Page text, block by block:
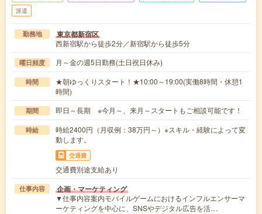
派遣
勤務地 東京都新宿区
西新宿駅から徒歩2分／新宿駅から徒歩5分
曜日頻度 月～金の週5日勤務(土日祝日休み)
時間
★朝ゆっくりスタート！★10:00～19:00(実働8時間・休憩1
時間)
期間 即日～長期 ※今月～、来月～スタートもご相談可能です！
時給
時給2400円（月収例：38万円～）※スキル・経験によって変
動します。
交通費
交通費別途支給あり
仕事内容 企画・マーケティング
▼仕事内容案内モバイルゲームにおけるインフルエンサーマ
ーケティングを中心に、SNSやデジタル広告を活…